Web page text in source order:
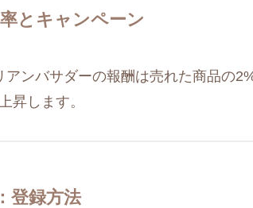
とキャンペーン
アンバサダーの報酬は売れた商品の
昇します​​。
登録方法